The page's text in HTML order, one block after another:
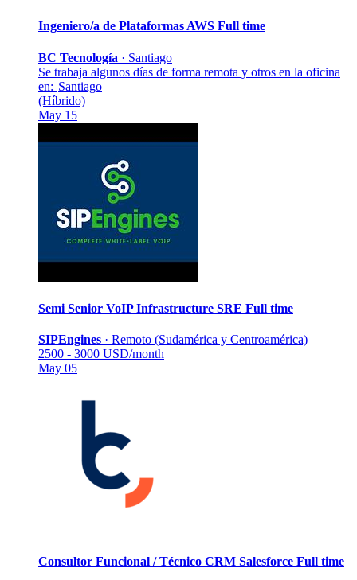
Ingeniero/a de Plataformas AWS Full time
BC Tecnología · Santiago
Se trabaja algunos días de forma remota y otros en la oficina
en: Santiago
(Híbrido)
May 15
Semi Senior VoIP Infrastructure SRE Full time
SIPEngines · Remoto (Sudamérica y Centroamérica)
2500 - 3000 USD/month
May 05
Consultor Funcional / Técnico CRM Salesforce Full time